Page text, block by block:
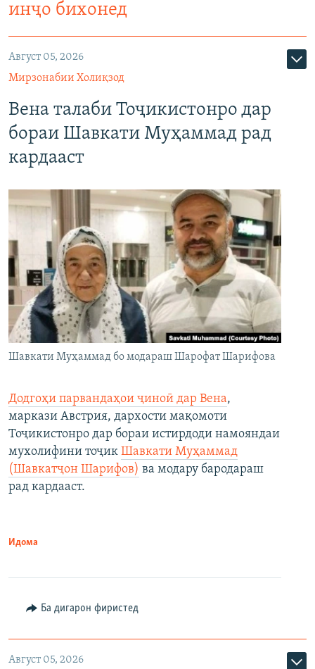
инҷо бихонед
Август 05, 2026
Мирзонабии Холиқзод
Вена талаби Тоҷикистонро дар
бораи Шавкати Муҳаммад рад
кардааст
Шавкати Муҳаммад бо модараш Шарофат Шарифова
Додгоҳи парвандаҳои ҷиноӣ дар Вена,
маркази Австрия, дархости мақомоти
Тоҷикистонро дар бораи истирдоди намояндаи
мухолифини тоҷик Шавкати Муҳаммад
(Шавкатҷон Шарифов) ва модару бародараш
рад кардааст.
Идома
Ба дигарон фиристед
Август 05, 2026